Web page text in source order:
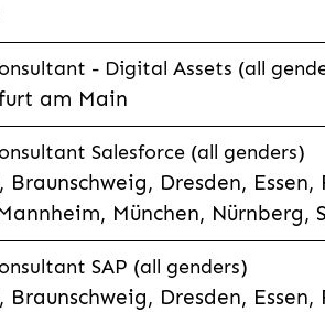
- Digital Assets (all
am Main
Salesforce (all genders)
Braunschweig, Dresden,
München, Nürnberg,
SAP (all genders)
Braunschweig, Dresden,